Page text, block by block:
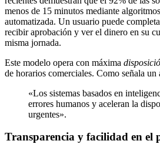
menos de 15 minutos mediante
automatizada. Un usuario puede
recibir aprobación y ver el dinero en su
misma jornada.
Este modelo opera con máxima
de horarios comerciales. Como señala
«Los sistemas basados en inteligencia artificial reducen
errores humanos y aceleran la
urgentes».
Transparencia y facilidad en el